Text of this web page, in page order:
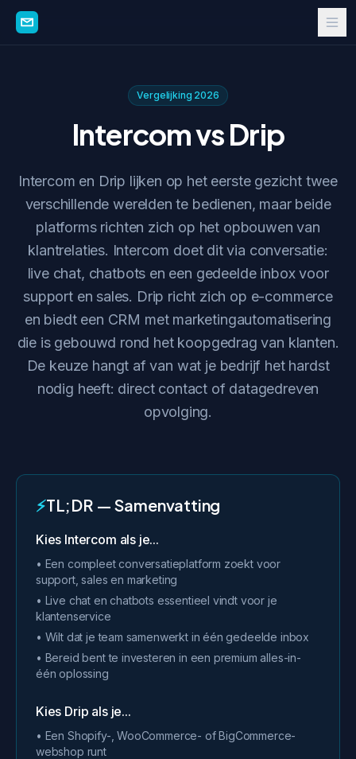
Vergelijking 2026
Intercom vs Drip
Intercom en Drip lijken op het eerste gezicht twee
verschillende werelden te bedienen, maar beide
platforms richten zich op het opbouwen van
klantrelaties. Intercom doet dit via conversatie:
live chat, chatbots en een gedeelde inbox voor
support en sales. Drip richt zich op e-commerce
en biedt een CRM met marketingautomatisering
die is gebouwd rond het koopgedrag van klanten.
De keuze hangt af van wat je bedrijf het hardst
nodig heeft: direct contact of datagedreven
opvolging.
⚡TL;DR — Samenvatting
Kies Intercom als je...
• Een compleet conversatieplatform zoekt voor
support, sales en marketing
• Live chat en chatbots essentieel vindt voor je
klantenservice
• Wilt dat je team samenwerkt in één gedeelde inbox
• Bereid bent te investeren in een premium alles-in-
één oplossing
Kies Drip als je...
• Een Shopify-, WooCommerce- of BigCommerce-
webshop runt